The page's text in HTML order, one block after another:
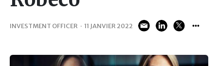
INVESTMENT OFFICER · 11 JANVIER 2022